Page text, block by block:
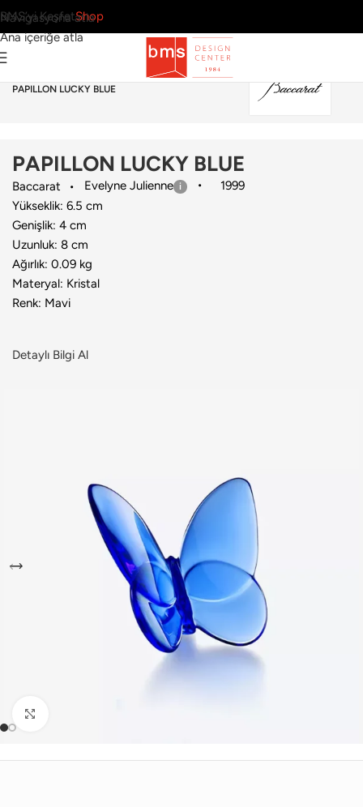
Navigasyona atla
Ana içeriğe atla
BMS’yi KeşfetShop
Dekoratif Obje›Baccarat
PAPILLON LUCKY BLUE
PAPILLON LUCKY BLUE
Baccarat Evelyne Julienne
1999
Yükseklik: 6.5 cm
Genişlik: 4 cm
Uzunluk: 8 cm
Ağırlık: 0.09 kg
Materyal: Kristal
Renk: Mavi
Detaylı Bilgi Al